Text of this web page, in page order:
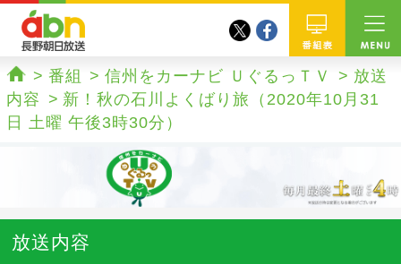
番組
twitterfacebook
ホーム
番組 信州をカーナビ ＵぐるっＴＶ
放送
内容
新！秋の石川よくばり旅（2020年10月31
日 土曜 午後3時30分）
放送内容